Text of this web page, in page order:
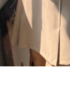
원피스
팬츠
스커트